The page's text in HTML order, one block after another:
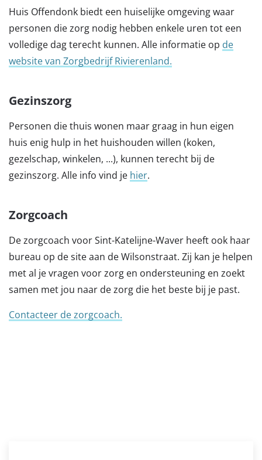
Huis Offendonk biedt een huiselijke omgeving waar
personen die zorg nodig hebben enkele uren tot een
volledige dag terecht kunnen. Alle informatie op de
website van Zorgbedrijf Rivierenland.
Gezinszorg
Personen die thuis wonen maar graag in hun eigen
huis enig hulp in het huishouden willen (koken,
gezelschap, winkelen, ...), kunnen terecht bij de
gezinszorg. Alle info vind je hier.
Zorgcoach
De zorgcoach voor Sint-Katelijne-Waver heeft ook haar
bureau op de site aan de Wilsonstraat. Zij kan je helpen
met al je vragen voor zorg en ondersteuning en zoekt
samen met jou naar de zorg die het beste bij je past.
Contacteer de zorgcoach.